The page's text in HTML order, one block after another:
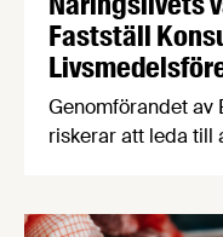
Fastställ
Genomförandet av
riskerar att leda till